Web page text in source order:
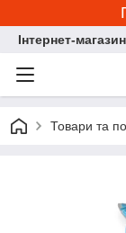
Інтернет-
Товари та